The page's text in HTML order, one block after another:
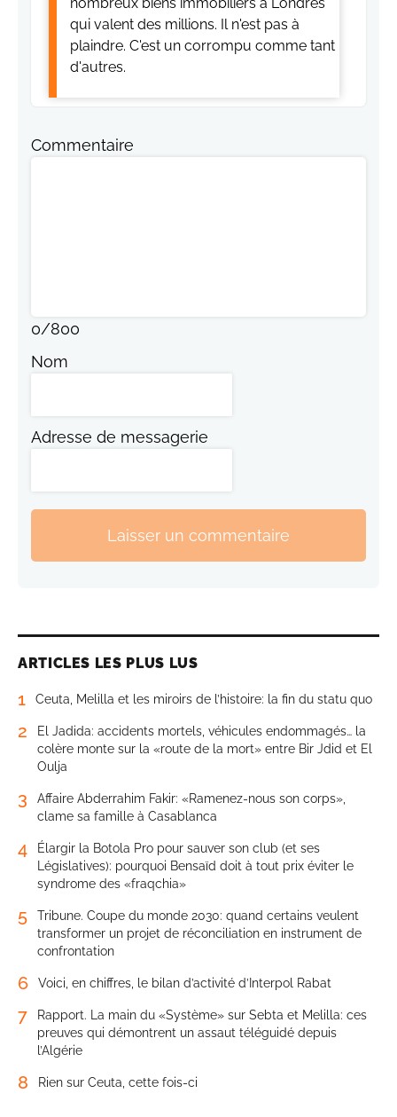
qui valent des millions. Il n'est pas à
plaindre. C'est un corrompu comme tant
d'autres.
Commentaire
0/800
Nom
Adresse de messagerie
Laisser un commentaire
ARTICLES LES PLUS LUS
1 Ceuta, Melilla et les miroirs de l’histoire: la fin du statu quo
2
El Jadida: accidents mortels, véhicules endommagés… la
colère monte sur la «route de la mort» entre Bir Jdid et El
Oulja
3
Affaire Abderrahim Fakir: «Ramenez-nous son corps»,
clame sa famille à Casablanca
4
Élargir la Botola Pro pour sauver son club (et ses
Législatives): pourquoi Bensaïd doit à tout prix éviter le
syndrome des «fraqchia»
5
Tribune. Coupe du monde 2030: quand certains veulent
transformer un projet de réconciliation en instrument de
confrontation
6 Voici, en chiffres, le bilan d’activité d’Interpol Rabat
7
Rapport. La main du «Système» sur Sebta et Melilla: ces
preuves qui démontrent un assaut téléguidé depuis
l’Algérie
8 Rien sur Ceuta, cette fois-ci